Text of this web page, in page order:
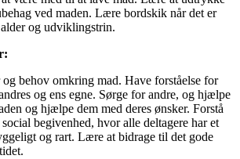
ved maden. Lære bordskik når det er
og udviklingstrin.
og behov omkring mad. Have forståelse for
og ens egne. Sørge for andre, og hjælpe
og hjælpe dem med deres ønsker. Forstå
begivenhed, hvor alle deltagere har et
og rart. Lære at bidrage til det gode